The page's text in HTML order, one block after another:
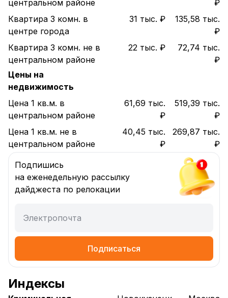
центральном районе
₽
Квартира 3 комн. в
центре города
31 тыс. ₽
135,58 тыс.
₽
Квартира 3 комн. не в
центральном районе
22 тыс. ₽
72,74 тыс.
₽
Цены на
недвижимость
Цена 1 кв.м. в
центральном районе
61,69 тыс.
₽
519,39 тыс.
₽
Цена 1 кв.м. не в
центральном районе
40,45 тыс.
₽
269,87 тыс.
₽
Подпишись
на еженедельную рассылку
дайджеста по релокации
Электропочта
Подписаться
Индексы